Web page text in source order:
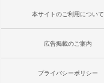
本サイトのご利用について
広告掲載のご案内
プライバシーポリシー